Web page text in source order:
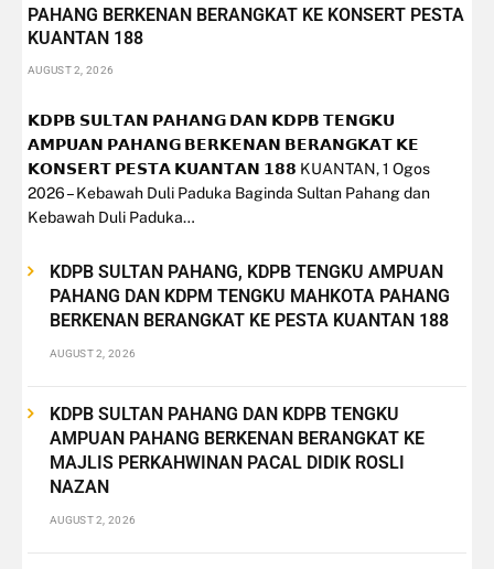
PAHANG BERKENAN BERANGKAT KE KONSERT PESTA
KUANTAN 188
AUGUST 2, 2026
𝗞𝗗𝗣𝗕 𝗦𝗨𝗟𝗧𝗔𝗡 𝗣𝗔𝗛𝗔𝗡𝗚 𝗗𝗔𝗡 𝗞𝗗𝗣𝗕 𝗧𝗘𝗡𝗚𝗞𝗨
𝗔𝗠𝗣𝗨𝗔𝗡 𝗣𝗔𝗛𝗔𝗡𝗚 𝗕𝗘𝗥𝗞𝗘𝗡𝗔𝗡 𝗕𝗘𝗥𝗔𝗡𝗚𝗞𝗔𝗧 𝗞𝗘
𝗞𝗢𝗡𝗦𝗘𝗥𝗧 𝗣𝗘𝗦𝗧𝗔 𝗞𝗨𝗔𝗡𝗧𝗔𝗡 𝟭𝟴𝟴 KUANTAN, 1 Ogos
2026 – Kebawah Duli Paduka Baginda Sultan Pahang dan
Kebawah Duli Paduka…
KDPB SULTAN PAHANG, KDPB TENGKU AMPUAN
PAHANG DAN KDPM TENGKU MAHKOTA PAHANG
BERKENAN BERANGKAT KE PESTA KUANTAN 188
AUGUST 2, 2026
KDPB SULTAN PAHANG DAN KDPB TENGKU
AMPUAN PAHANG BERKENAN BERANGKAT KE
MAJLIS PERKAHWINAN PACAL DIDIK ROSLI
NAZAN
AUGUST 2, 2026